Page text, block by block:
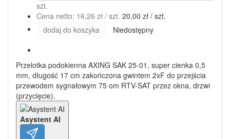
szt.
Cena netto: 16,26 zł / szt. 20,00 zł / szt.
dodaj do koszyka
Niedostępny
Przelotka podokienna AXING SAK 25-01, super cienka 0,5
mm, długość 17 cm zakończona gwintem 2xF do przejścia
przewodem sygnałowym 75 om RTV-SAT przez okna, drzwi
(przycięcie).
Asystent AI